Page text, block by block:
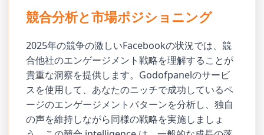
競合分析と市場ポジショニング
2025年の競争の激しいFacebookの状況では、競
合他社のエンゲージメント戦略を理解することが
貴重な洞察を提供します。Godofpanelのサービ
スを使用して、あなたのニッチで成功しているペ
ージのエンゲージメントパターンを分析し、独自
の声を維持しながら同様の戦略を実施しましょ